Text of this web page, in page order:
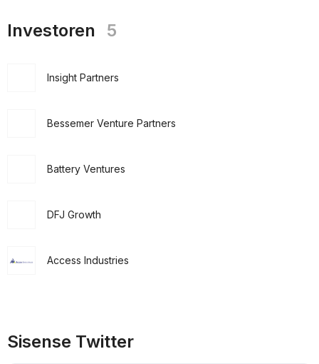
Investoren 5
Insight Partners
Bessemer Venture Partners
Battery Ventures
DFJ Growth
Access Industries
Sisense Twitter